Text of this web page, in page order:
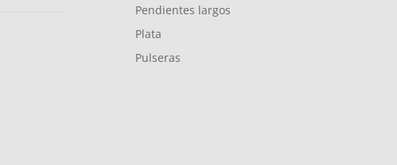
Pendientes largos
Plata
Pulseras